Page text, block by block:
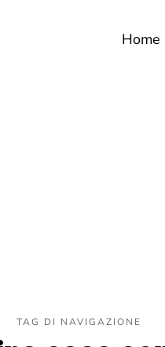
Home
TAG DI NAVIGAZIONE